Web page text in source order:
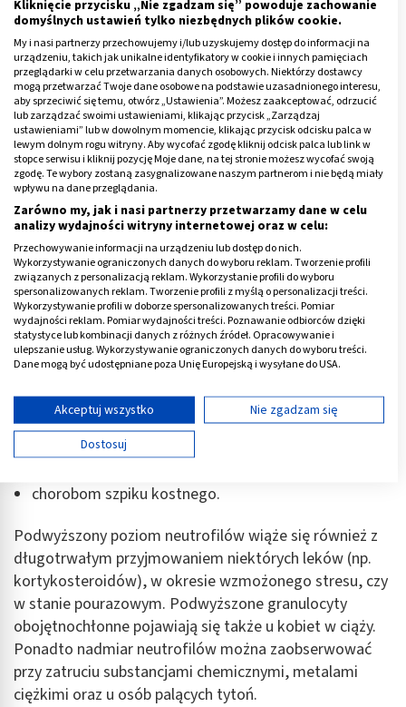
Neutrofile powyżej normy
Neutrofile powyżej normy oznaczaj neutrofilię (powyżej
8000 komórek/µl). Podwyższony poziom granulocytów
obojętnochłonnych może towarzyszyć:
białaczce szpikowej;
dnie moczanowej;
infekcjom bakteryjnych;
reumatoidalnemu zapaleniu stawów;
mocznicy;
martwicy tkanek;
nadczynności kory nadnerczy;
chorobom szpiku kostnego.
Podwyższony poziom neutrofilów wiąże się również z
długotrwałym przyjmowaniem niektórych leków (np.
kortykosteroidów), w okresie wzmożonego stresu, czy
w stanie pourazowym. Podwyższone granulocyty
obojętnochłonne pojawiają się także u kobiet w ciąży.
Ponadto nadmiar neutrofilów można zaobserwować
przy zatruciu substancjami chemicznymi, metalami
ciężkimi oraz u osób palących tytoń.
Kliknięcie przycisku „Nie zgadzam się” powoduje zachowanie
domyślnych ustawień tylko niezbędnych plików cookie.
My i nasi partnerzy przechowujemy i/lub uzyskujemy dostęp do informacji na
urządzeniu, takich jak unikalne identyfikatory w cookie i innych pamięciach
przeglądarki w celu przetwarzania danych osobowych. Niektórzy dostawcy
mogą przetwarzać Twoje dane osobowe na podstawie uzasadnionego interesu,
aby sprzeciwić się temu, otwórz „Ustawienia”. Możesz zaakceptować, odrzucić
lub zarządzać swoimi ustawieniami, klikając przycisk „Zarządzaj
ustawieniami” lub w dowolnym momencie, klikając przycisk odcisku palca w
lewym dolnym rogu witryny. Aby wycofać zgodę kliknij odcisk palca lub link w
stopce serwisu i kliknij pozycję Moje dane, na tej stronie możesz wycofać swoją
zgodę. Te wybory zostaną zasygnalizowane naszym partnerom i nie będą miały
wpływu na dane przeglądania.
Zarówno my, jak i nasi partnerzy przetwarzamy dane w celu
analizy wydajności witryny internetowej oraz w celu:
Przechowywanie informacji na urządzeniu lub dostęp do nich.
Wykorzystywanie ograniczonych danych do wyboru reklam. Tworzenie profili
związanych z personalizacją reklam. Wykorzystanie profili do wyboru
spersonalizowanych reklam. Tworzenie profili z myślą o personalizacji treści.
Wykorzystywanie profili w doborze spersonalizowanych treści. Pomiar
wydajności reklam. Pomiar wydajności treści. Poznawanie odbiorców dzięki
statystyce lub kombinacji danych z różnych źródeł. Opracowywanie i
ulepszanie usług. Wykorzystywanie ograniczonych danych do wyboru treści.
Dane mogą być udostępniane poza Unię Europejską i wysyłane do USA.
Wyświetl listę partnerów (11 dostawców IAB)
Używamy Twoich danych w następujących celach:
Cele przetwarzania IAB:
dostęp do nich
Wykorzystywanie ograniczonych danych do
wyboru reklam
Tworzenie profili w celu spersonalizowanych
reklam
Wykorzystanie profili do wyboru
spersonalizowanych reklam
Tworzenie profili w celu personalizacji treści
Akceptuj wszystko
Nie zgadzam się
Dostosuj